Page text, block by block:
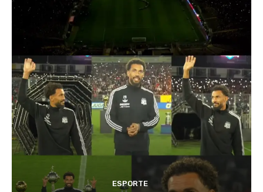
ESPORTE